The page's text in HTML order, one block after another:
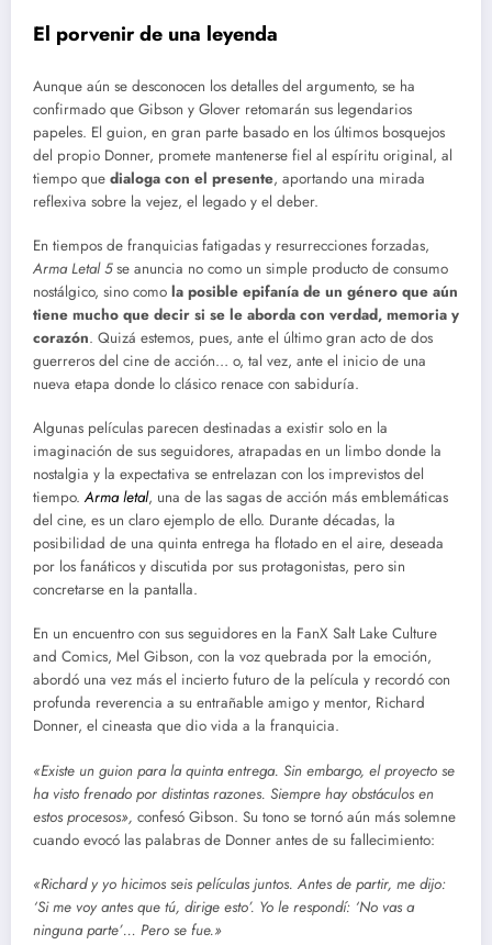
El porvenir de una leyenda
Aunque aún se desconocen los detalles del argumento, se ha
confirmado que Gibson y Glover retomarán sus legendarios
papeles. El guion, en gran parte basado en los últimos bosquejos
del propio Donner, promete mantenerse fiel al espíritu original, al
tiempo que dialoga con el presente, aportando una mirada
reflexiva sobre la vejez, el legado y el deber.
En tiempos de franquicias fatigadas y resurrecciones forzadas,
Arma Letal 5se anuncia no como un simple producto de consumo
nostálgico, sino como la posible epifanía de un género que aún
tiene mucho que decir si se le aborda con verdad, memoria y
corazón. Quizá estemos, pues, ante el último gran acto de dos
guerreros del cine de acción… o, tal vez, ante el inicio de una
nueva etapa donde lo clásico renace con sabiduría.
Algunas películas parecen destinadas a existir solo en la
imaginación de sus seguidores, atrapadas en un limbo donde la
nostalgia y la expectativa se entrelazan con los imprevistos del
tiempo.Arma letal, una de las sagas de acción más emblemáticas
del cine, es un claro ejemplo de ello. Durante décadas, la
posibilidad de una quinta entrega ha flotado en el aire, deseada
por los fanáticos y discutida por sus protagonistas, pero sin
concretarse en la pantalla.
En un encuentro con sus seguidores en la FanX Salt Lake Culture
and Comics, Mel Gibson, con la voz quebrada por la emoción,
abordó una vez más el incierto futuro de la película y recordó con
profunda reverencia a su entrañable amigo y mentor, Richard
Donner, el cineasta que dio vida a la franquicia.
«Existe un guion para la quinta entrega. Sin embargo, el proyecto se
ha visto frenado por distintas razones. Siempre hay obstáculos en
estos procesos», confesó Gibson. Su tono se tornó aún más solemne
cuando evocó las palabras de Donner antes de su fallecimiento:
«Richard y yo hicimos seis películas juntos. Antes de partir, me dijo:
‘Si me voy antes que tú, dirige esto’. Yo le respondí: ‘No vas a
ninguna parte’… Pero se fue.»